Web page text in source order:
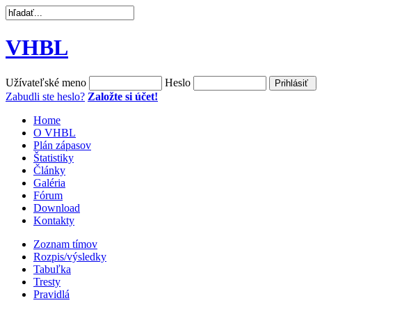
VHBL
Užívateľské meno
Heslo
Zabudli ste heslo? Založte si účet!
Home
O VHBL
Plán zápasov
Štatistiky
Články
Galéria
Fórum
Download
Kontakty
Zoznam tímov
Rozpis/výsledky
Tabuľka
Tresty
Pravidlá